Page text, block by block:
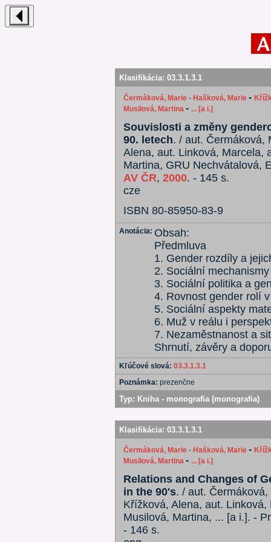
Klasifikácia: 03.3.1.3.1
Čermáková, Marie - Hašková, Marie -
Musilová, Martina - ... [a i.]
Souvislosti a změny
90. letech. / aut. Čermáková,
Alena, aut. Linková, Marcela,
Martina, GRU Nechvátalová,
AV ČR, 2000. - 145 s.
cze
ISBN 80-85950-83-9
Anotácia: Obsah:
Předmluva
1. Gender rozdíly a
2. Sociální
3. Sociální politika a
4. Rovnost gender rolí
5. Sociální aspekty
6. Muž v reálu i
7. Nezaměstnanost a
Shrnutí, závěry a
Kľúčové slová: 03.3.1.3.1
Poznámka: prezenčne
Typ: Kniha - monografia (monografia)
Klasifikácia: 03.3.1.3.1
Čermáková, Marie - Hašková, Marie -
Musilová, Martina - ... [a i.]
Relations and Changes of
in the 90's. / aut.
Křížková, Alena, aut.
Musilová, Martina, ... [a i.]. -
- 146 s.